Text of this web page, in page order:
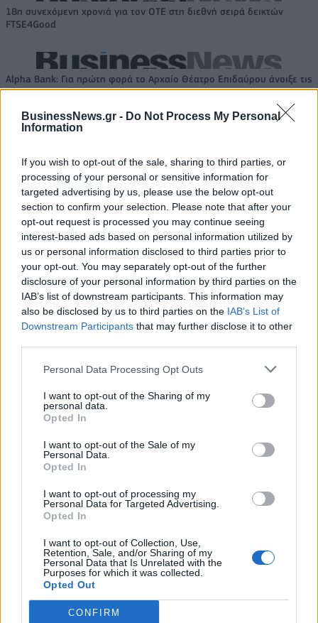
BusinessNews.gr - Do Not Process My Personal
Information
If you wish to opt-out of the sale, sharing to third parties, or
processing of your personal or sensitive information for
targeted advertising by us, please use the below opt-out
section to confirm your selection. Please note that after your
opt-out request is processed you may continue seeing
interest-based ads based on personal information utilized by
us or personal information disclosed to third parties prior to
your opt-out. You may separately opt-out of the further
disclosure of your personal information by third parties on the
IAB’s list of downstream participants. This information may
also be disclosed by us to third parties on the IAB’s List of
Downstream Participants that may further disclose it to other
Personal Data Processing Opt Outs
I want to opt-out of the Sharing of my
personal data.
Opted In
I want to opt-out of the Sale of my
Personal Data.
Opted In
I want to opt-out of processing my
Personal Data for Targeted Advertising.
Opted In
I want to opt-out of Collection, Use,
Retention, Sale, and/or Sharing of my
Personal Data that Is Unrelated with the
Purposes for which it was collected.
Opted Out
CONFIRM
18η συνεχόμενη χρονιά για τον ΟΤΕ στη διεθνή σειρά δεικτών
FTSE4Good
Alpha Bank: Για πρώτη φορά το Αρχαίο Θέατρο Επιδαύρου άνοιξε τις
πύλες του σε όλους
ΠΕΡΙΣΣΌΤΕΡΑ ΣΕ ΑΥΤΉ ΤΗΝ ΚΑΤΗΓΟΡΊΑ
Απόφαση του Ανώτατου
Δικαστηρίου κατά Τραμπ
για τους «Ονειροπόλους»
19/06/2020 - 11:18
Πέθανε ο Ισπανός
συγγραφέας Κάρλος Ρουίθ
Θαφόν
19/06/2020 - 14:49
ΡΟΗ ΕΙΔΗΣΕΩΝ
Κορυφώνεται η έξοδος του Αυγούστου – Πάνω από
56.000 επιβάτες αναχωρούν σήμερα από τα
λιμάνια της Αττικής